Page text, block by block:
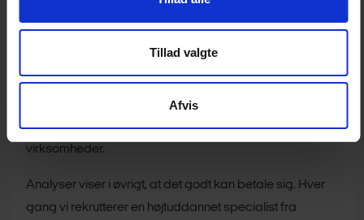
Tillad valgte
Afvis
højtuddannede talenter og specialister fra hele verden.
Men en række lovgivningsmæssige og praktiske
barrierer gør det i dag svært at tiltrække internationale
talenter og højtuddannede specialister til danske
virksomheder.
Analyser viser i øvrigt, at det godt kan betale sig. Hver
gang vi rekrutterer en højtuddannet specialist fra